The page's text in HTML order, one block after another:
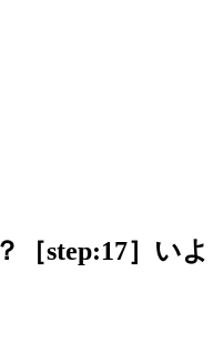
［step:17］いよ